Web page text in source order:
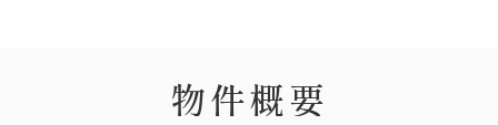
物件概要